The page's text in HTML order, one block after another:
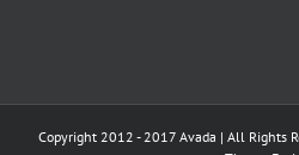
Copyright 2012 - 2017 Avada | All Rights